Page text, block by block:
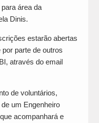
área da
Dinis.
estarão abertas
parte de outros
através do email
de voluntários,
um Engenheiro
acompanhará e